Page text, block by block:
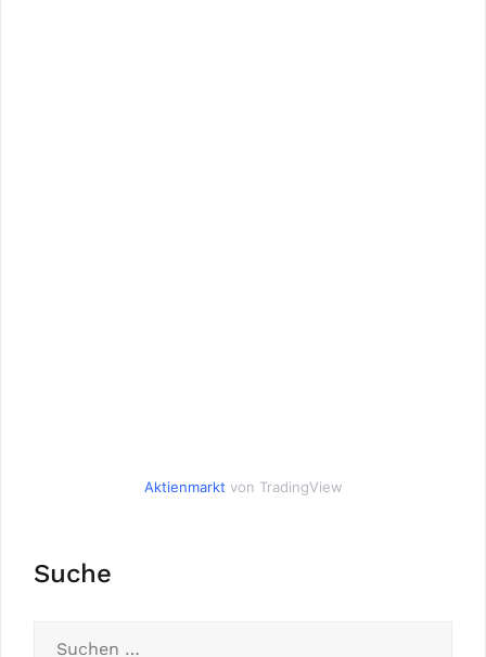
Aktienmarkt von TradingView
Suche